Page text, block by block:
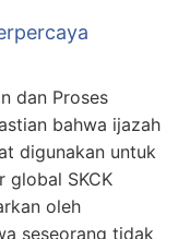
dan Proses
bahwa ijazah
digunakan untuk
global SKCK
oleh
seseorang tidak